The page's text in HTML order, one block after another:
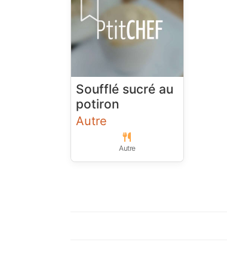
Soufflé sucré au
potiron
Autre
Autre